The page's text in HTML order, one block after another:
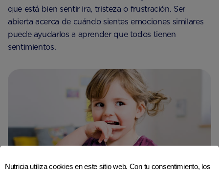
que está bien sentir ira, tristeza o frustración. Ser
abierta acerca de cuándo sientes emociones similares
puede ayudarlos a aprender que todos tienen
sentimientos.
Nutricia utiliza cookies en este sitio web. Con tu consentimiento, los